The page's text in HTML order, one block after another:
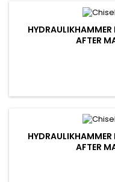
HYDRAULIKHAMMER
FTER
HYDRAULIKHAMMER
FTER